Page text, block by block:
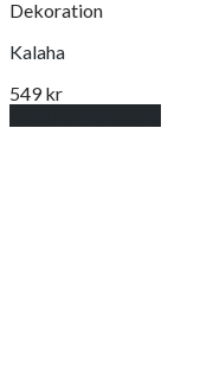
Dekoration
Kalaha
549kr